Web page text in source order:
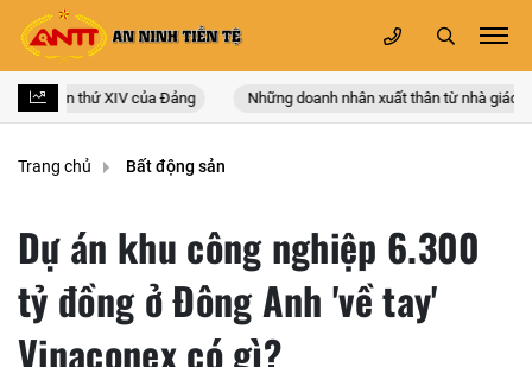
lần thứ XIV của Đảng Những doanh nhân xuất thân từ nhà giáo
Trang chủ Bất động sản
Dự án khu công nghiệp 6.300
tỷ đồng ở Đông Anh 'về tay'
Vinaconex có gì?